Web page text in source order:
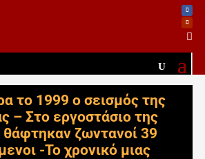

το 1999 ο σεισμός της
– Στο εργοστάσιο της
θάφτηκαν ζωντανοί 39
-Το χρονικό μιας